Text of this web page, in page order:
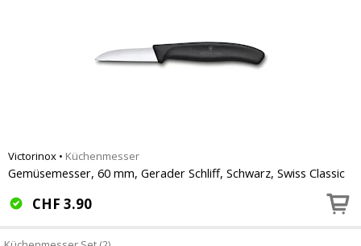
Victorinox • Küchenmesser
Gemüsemesser, 60 mm, Gerader Schliff, Schwarz, Swiss Classic
CHF 3.90